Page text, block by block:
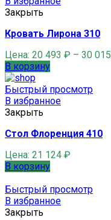
Закрыть
Кровать Лирона 310
Цена: 20 493 ₽ – 30 015
В корзину
Быстрый просмотр
В избранное
Закрыть
Стол Флоренция 410
Цена: 21 124 ₽
В корзину
Быстрый просмотр
В избранное
Закрыть